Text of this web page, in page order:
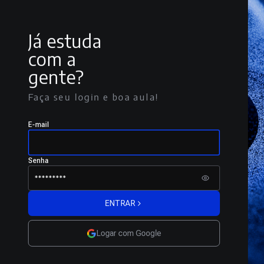
Já estuda
com a
gente?
Faça seu login e boa aula!
E-mail
Senha
ENTRAR
Logar com Google